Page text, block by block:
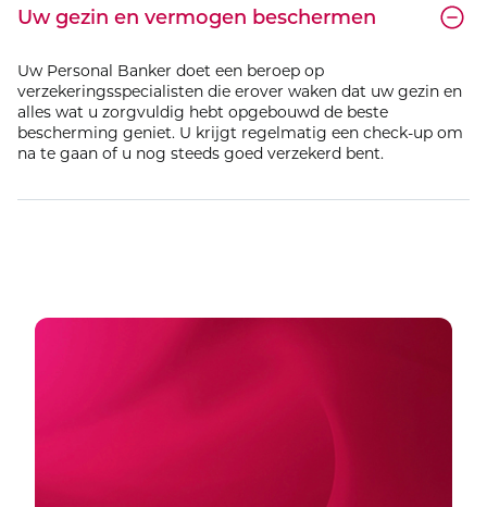
Uw gezin en vermogen beschermen
Uw Personal Banker doet een beroep op
verzekeringsspecialisten die erover waken dat uw gezin en
alles wat u zorgvuldig hebt opgebouwd de beste
bescherming geniet. U krijgt regelmatig een check-up om
na te gaan of u nog steeds goed verzekerd bent.